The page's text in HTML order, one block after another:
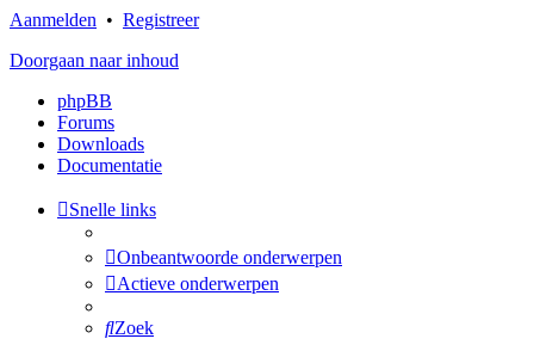
Aanmelden • Registreer
Doorgaan naar inhoud
phpBB
Forums
Downloads
Documentatie
Snelle links
Onbeantwoorde onderwerpen
Actieve onderwerpen
Zoek